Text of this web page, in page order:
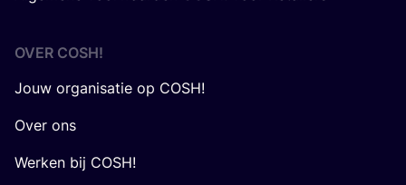
OVER COSH!
Jouw organisatie op COSH!
Over ons
Werken bij COSH!